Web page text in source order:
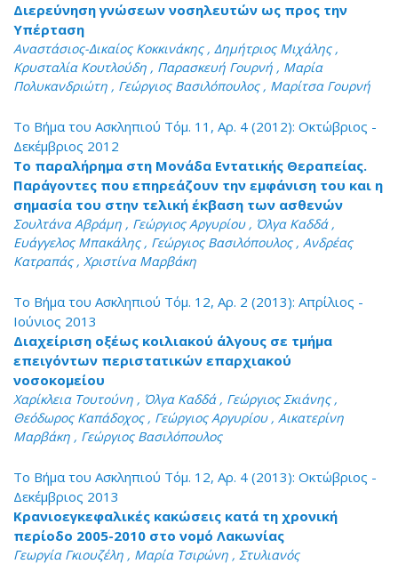
Διερεύνηση γνώσεων νοσηλευτών ως προς την
Υπέρταση
Αναστάσιος-Δικαίος Κοκκινάκης , Δημήτριος Μιχάλης ,
Κρυσταλία Κουτλούδη , Παρασκευή Γουρνή , Μαρία
Πολυκανδριώτη , Γεώργιος Βασιλόπουλος , Μαρίτσα Γουρνή
Το Βήμα του Ασκληπιού Τόμ. 11, Αρ. 4 (2012): Οκτώβριος -
Δεκέμβριος 2012
Το παραλήρημα στη Μονάδα Εντατικής Θεραπείας.
Παράγοντες που επηρεάζουν την εμφάνιση του και η
σημασία του στην τελική έκβαση των ασθενών
Σουλτάνα Αβράμη , Γεώργιος Αργυρίου , Όλγα Καδδά ,
Ευάγγελος Μπακάλης , Γεώργιος Βασιλόπουλος , Ανδρέας
Κατραπάς , Χριστίνα Μαρβάκη
Το Βήμα του Ασκληπιού Τόμ. 12, Αρ. 2 (2013): Απρίλιος -
Ιούνιος 2013
Διαχείριση οξέως κοιλιακού άλγους σε τμήμα
επειγόντων περιστατικών επαρχιακού
νοσοκομείου
Χαρίκλεια Τουτούνη , Όλγα Καδδά , Γεώργιος Σκιάνης ,
Θεόδωρος Καπάδοχος , Γεώργιος Αργυρίου , Αικατερίνη
Μαρβάκη , Γεώργιος Βασιλόπουλος
Το Βήμα του Ασκληπιού Τόμ. 12, Αρ. 4 (2013): Οκτώβριος -
Δεκέμβριος 2013
Κρανιοεγκεφαλικές κακώσεις κατά τη χρονική
περίοδο 2005-2010 στο νομό Λακωνίας
Γεωργία Γκιουζέλη , Μαρία Τσιρώνη , Στυλιανός